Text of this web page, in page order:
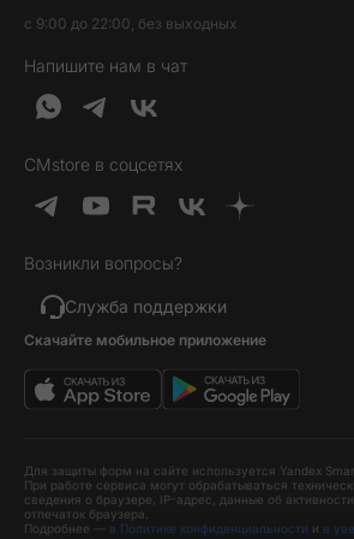
Наушники и колонки
Гаджеты
Услуги и софт
Идеи подарков
Товары дня
Выгодные комплекты
Хиты продаж
Уценка
Гарантия и возврат
Доставка и оплата
Кредит и рассрочка
Контакты
Обратная связь
О нас
с 9:00 до 22:00, без выходных
Напишите нам в чат
CMstore в соцсетях
Возникли вопросы?
Служба поддержки
Скачайте мобильное приложение
Для защиты форм на сайте используется Yandex
При работе сервиса могут обрабатываться
сведения о браузере, IP-адрес, данные об
отпечаток браузера.
Подробнее — в Политике конфиденциальности и в